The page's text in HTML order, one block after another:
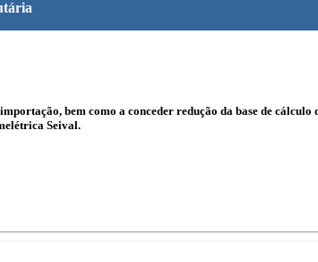
bem como a conceder redução da base de cálculo
Seival.